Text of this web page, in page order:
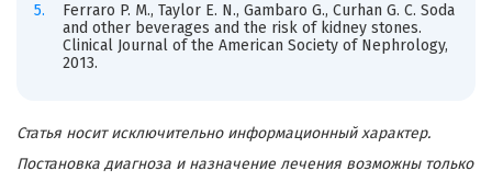
Ferraro P. M., Taylor E. N., Gambaro G., Curhan G. C. Soda
and other beverages and the risk of kidney stones.
Clinical Journal of the American Society of Nephrology,
2013.
Статья носит исключительно информационный характер.
Постановка диагноза и назначение лечения возможны только